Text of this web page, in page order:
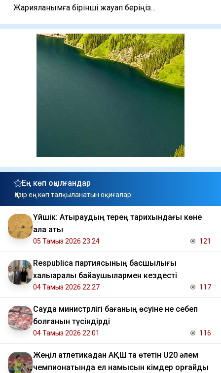
Жарияланымға бірінші жауап беріңіз...
Ең көп оқылғандар
Қазір ең көп талқыланатын оқиғалар
Үйшік: Атыраудың терең тарихындағы көне
қала аты
05 Тамыз 2026 23:24 121
Respublica партиясының басшылығы
халықаралық байқаушылармен кездесті
04 Тамыз 2026 22:27 117
Сауда министрлігі бағаның өсуіне не себеп
болғанын түсіндірді
04 Тамыз 2026 22:01 116
Жеңіл атлетикадан АҚШ та өтетін U20 әлем
чемпионатында ел намысын кімдер қорғайды